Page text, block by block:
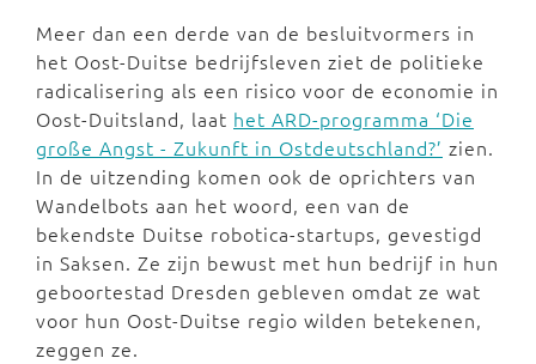
Meer dan een derde van de besluitvormers in
het Oost-Duitse bedrijfsleven ziet de politieke
radicalisering als een risico voor de economie in
Oost-Duitsland, laat het ARD-programma ‘Die
große Angst - Zukunft in Ostdeutschland?’ zien.
In de uitzending komen ook de oprichters van
Wandelbots aan het woord, een van de
bekendste Duitse robotica-startups, gevestigd
in Saksen. Ze zijn bewust met hun bedrijf in hun
geboortestad Dresden gebleven omdat ze wat
voor hun Oost-Duitse regio wilden betekenen,
zeggen ze.